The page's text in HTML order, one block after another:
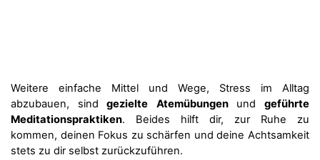
Weitere einfache Mittel und Wege, Stress im Alltag
abzubauen, sindgezielte Atemübungenundgeführte
Meditationspraktiken. Beides hilft dir, zur Ruhe zu
kommen, deinen Fokus zu schärfen und deine Achtsamkeit
stets zu dir selbst zurückzuführen.